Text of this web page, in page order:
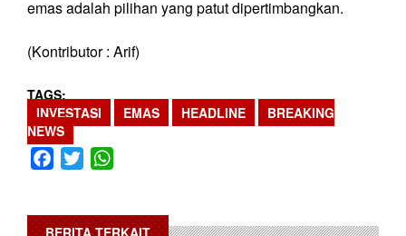
emas adalah pilihan yang patut dipertimbangkan.
(Kontributor : Arif)
TAGS
INVESTASI
EMAS HEADLINE
BREAKING
NEWS
Facebook
Twitter